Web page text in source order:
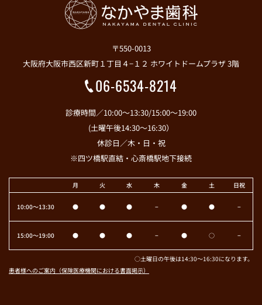
〒550-0013
大阪府大阪市西区新町１丁目４−１２ ホワイトドームプラザ 3階
06-6534-8214
診療時間／10:00～13:30/15:00～19:00
(土曜午後14:30～16:30）
休診日／木・日・祝
※四ツ橋駅直結・心斎橋駅地下接続
月 火 水 木 金 土 日祝
10:00〜13:30 ● ● ● − ● ● −
15:00〜19:00 ● ● ● − ● ○ −
○土曜日の午後は14:30～16:30になります。
患者様へのご案内（保険医療機関における書面掲示）